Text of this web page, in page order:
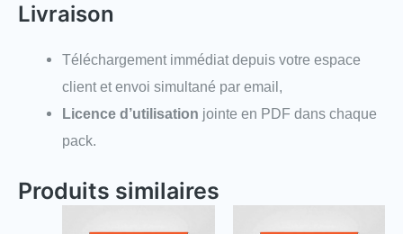
Livraison
Téléchargement immédiat depuis votre espace
client et envoi simultané par email,
Licence d’utilisation jointe en PDF dans chaque
pack.
Produits similaires